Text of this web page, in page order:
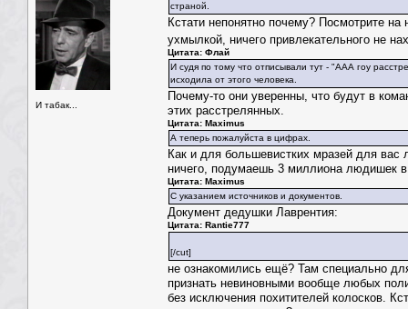
И табак...
страной.
Кстати непонятно почему? Посмотрите
ухмылкой, ничего привлекательного не
Цитата: Флай
И судя по тому что отписывали тут - "ААА гоу
исходила от этого человека.
Почему-то они уверенны, что будут в
этих расстрелянных.
Цитата: Maximus
А теперь пожалуйста в цифрах.
Как и для большевистких мразей для вас
ничего, подумаешь 3 миллиона людишек в
Цитата: Maximus
С указанием источников и документов.
Документ дедушки Лаврентия:
Цитата: Rantie777
[/cut]
не ознакомились ещё? Там специально
признать невиновными вообще любых
без исключения похитителей колосков.